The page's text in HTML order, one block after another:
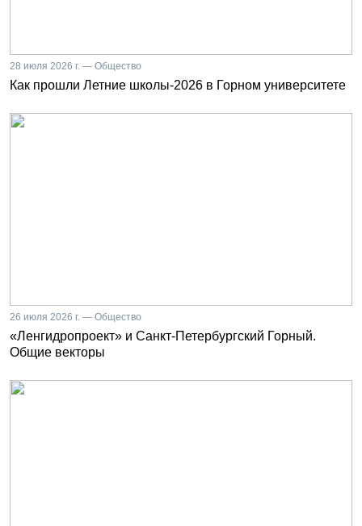
28 июля 2026 г. — Общество
Как прошли Летние школы-2026 в Горном университете
26 июля 2026 г. — Общество
«Ленгидропроект» и Санкт-Петербургский Горный.
Общие векторы